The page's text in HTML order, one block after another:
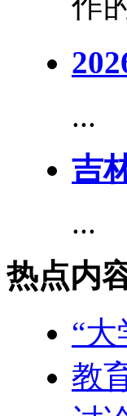
...
吉
...
热点内
“
教